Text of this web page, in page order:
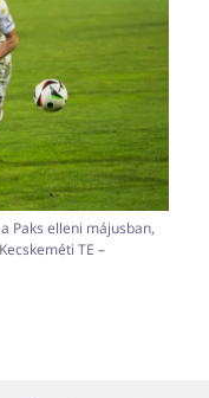
Paks elleni májusban,
TE –